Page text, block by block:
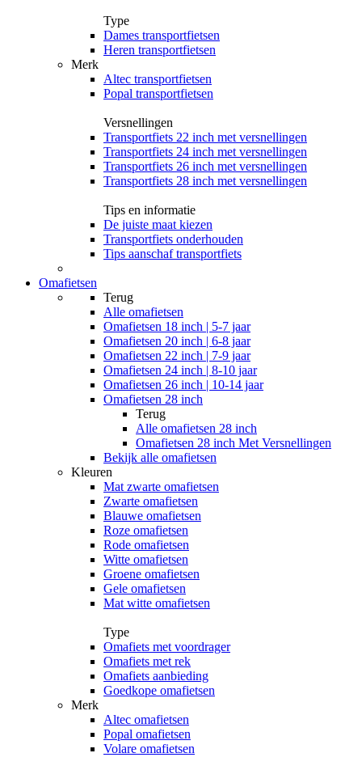
Type
Dames transportfietsen
Heren transportfietsen
Merk
Altec transportfietsen
Popal transportfietsen
Versnellingen
Transportfiets 22 inch met versnellingen
Transportfiets 24 inch met versnellingen
Transportfiets 26 inch met versnellingen
Transportfiets 28 inch met versnellingen
Tips en informatie
De juiste maat kiezen
Transportfiets onderhouden
Tips aanschaf transportfiets
Omafietsen
Terug
Alle omafietsen
Omafietsen 18 inch | 5-7 jaar
Omafietsen 20 inch | 6-8 jaar
Omafietsen 22 inch | 7-9 jaar
Omafietsen 24 inch | 8-10 jaar
Omafietsen 26 inch | 10-14 jaar
Omafietsen 28 inch
Terug
Alle omafietsen 28 inch
Omafietsen 28 inch Met Versnellingen
Bekijk alle omafietsen
Kleuren
Mat zwarte omafietsen
Zwarte omafietsen
Blauwe omafietsen
Roze omafietsen
Rode omafietsen
Witte omafietsen
Groene omafietsen
Gele omafietsen
Mat witte omafietsen
Type
Omafiets met voordrager
Omafiets met rek
Omafiets aanbieding
Goedkope omafietsen
Merk
Altec omafietsen
Popal omafietsen
Volare omafietsen